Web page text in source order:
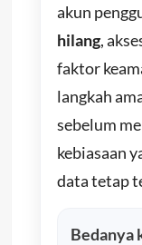
akun
hilang,
faktor
langkah
sebelum
kebiasaan
data tetap
Bedanya